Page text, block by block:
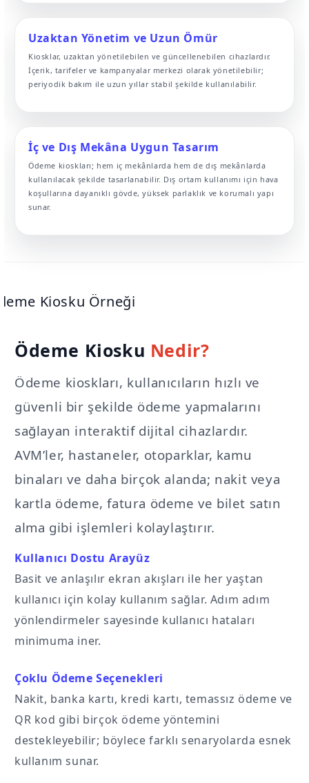
Uzaktan Yönetim ve Uzun Ömür
Kiosklar, uzaktan yönetilebilen ve güncellenebilen cihazlardır.
İçerik, tarifeler ve kampanyalar merkezi olarak yönetilebilir;
periyodik bakım ile uzun yıllar stabil şekilde kullanılabilir.
İç ve Dış Mekâna Uygun Tasarım
Ödeme kioskları; hem iç mekânlarda hem de dış mekânlarda
kullanılacak şekilde tasarlanabilir. Dış ortam kullanımı için hava
koşullarına dayanıklı gövde, yüksek parlaklık ve korumalı yapı
sunar.
Ödeme Kiosku Nedir?
Ödeme kioskları, kullanıcıların hızlı ve
güvenli bir şekilde ödeme yapmalarını
sağlayan interaktif dijital cihazlardır.
AVM’ler, hastaneler, otoparklar, kamu
binaları ve daha birçok alanda; nakit veya
kartla ödeme, fatura ödeme ve bilet satın
alma gibi işlemleri kolaylaştırır.
Kullanıcı Dostu Arayüz
Basit ve anlaşılır ekran akışları ile her yaştan
kullanıcı için kolay kullanım sağlar. Adım adım
yönlendirmeler sayesinde kullanıcı hataları
minimuma iner.
Çoklu Ödeme Seçenekleri
Nakit, banka kartı, kredi kartı, temassız ödeme ve
QR kod gibi birçok ödeme yöntemini
destekleyebilir; böylece farklı senaryolarda esnek
kullanım sunar.